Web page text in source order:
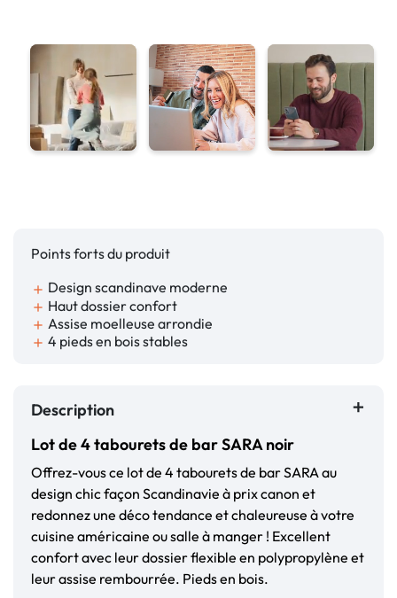
Points forts du produit
add Design scandinave moderne
add Haut dossier confort
add Assise moelleuse arrondie
add 4 pieds en bois stables
Description
Lot de 4 tabourets de bar SARA noir
Offrez-vous ce lot de 4 tabourets de bar SARA au
design chic façon Scandinavie à prix canon et
redonnez une déco tendance et chaleureuse à votre
cuisine américaine ou salle à manger ! Excellent
confort avec leur dossier flexible en polypropylène et
leur assise rembourrée. Pieds en bois.